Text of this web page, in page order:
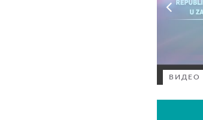
ВИДЕО